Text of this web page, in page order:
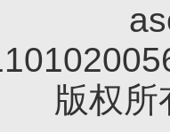
版权